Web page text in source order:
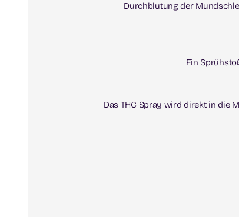
Durchblutung der
Ein
Das THC Spray wird direkt in die